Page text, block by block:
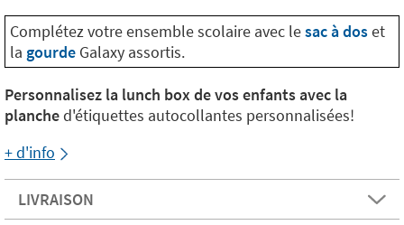
Complétez votre ensemble scolaire avec lesac à doset
la gourde Galaxy assortis.
Personnalisez la lunch box de vos enfants avec la
planched'étiquettes autocollantes personnalisées!
+ d'info
LIVRAISON